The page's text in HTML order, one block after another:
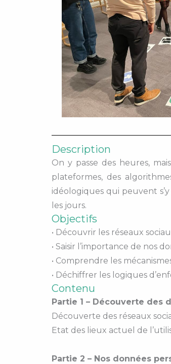
Description
On y passe des heures,
plateformes, des
idéologiques qui peuvent
les jours.
Objectifs
• Découvrir les réseaux
• Saisir l’importance de nos
• Comprendre les
• Déchiffrer les logiques
Contenu
Partie 1 – Découverte des
Découverte des réseaux
Etat des lieux actuel de
Partie 2 – Nos données